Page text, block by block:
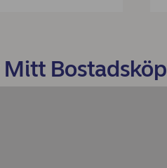
Bostadsköp